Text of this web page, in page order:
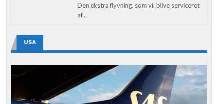
Den ekstra flyvning, som vil blive serviceret
af...
USA